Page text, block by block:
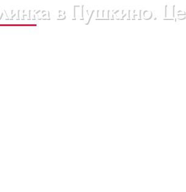
в Пушкино.